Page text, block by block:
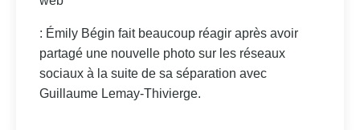
: Émily Bégin fait beaucoup réagir après avoir
partagé une nouvelle photo sur les réseaux
sociaux à la suite de sa séparation avec
Guillaume Lemay-Thivierge.